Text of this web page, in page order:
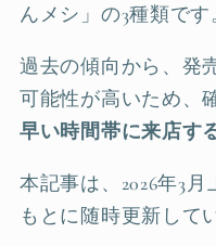
んメシ」の3種類です
過去の傾向から、発
可能性が高いため、
早い時間帯に来店す
本記事は、2026年3
もとに随時更新して